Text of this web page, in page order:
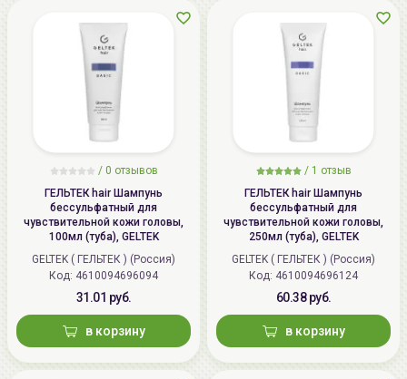
/ 0 отзывов
ГЕЛЬТЕК hair Шампунь
бессульфатный для
чувствительной кожи головы,
100мл (туба), GELTEK
GELTEK ( ГЕЛЬТЕК ) (Россия)
Код: 4610094696094
31.01 руб.
в корзину
/ 1 отзыв
ГЕЛЬТЕК hair Шампунь
бессульфатный для
чувствительной кожи головы,
250мл (туба), GELTEK
GELTEK ( ГЕЛЬТЕК ) (Россия)
Код: 4610094696124
60.38 руб.
в корзину